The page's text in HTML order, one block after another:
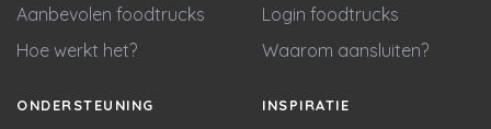
Aanbevolen foodtrucks
Hoe werkt het?
Login foodtrucks
Waarom aansluiten?
ONDERSTEUNING INSPIRATIE